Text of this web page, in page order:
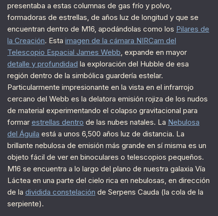
presentaba a estas columnas de gas frío y polvo,
formadoras de estrellas, de años luz de longitud y que se
encuentran dentro de M16, apodándolas como los Pilares de
la Creación. Esta imagen de la cámara NIRCam del
Telescopio Espacial James Webb, expande en mayor
detalle y profundidad la exploración del Hubble de esa
región dentro de la simbólica guardería estelar.
Particularmente impresionante en la vista en el infrarrojo
cercano del Webb es la delatora emisión rojiza de los nudos
de material experimentando el colapso gravitacional para
formar estrellas dentro de las nubes natales. La Nebulosa
del Águila está a unos 6,500 años luz de distancia. La
brillante nebulosa de emisión más grande en sí misma es un
objeto fácil de ver en binoculares o telescopios pequeños.
M16 se encuentra a lo largo del plano de nuestra galaxia Vía
Láctea en una parte del cielo rica en nebulosas, en dirección
de la dividida constelación de Serpens Cauda (la cola de la
serpiente).